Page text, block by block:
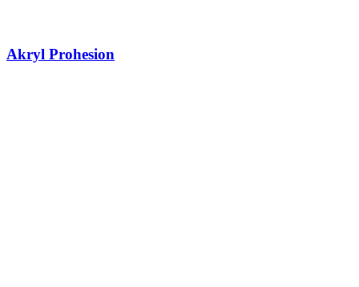
Akryl Prohesion